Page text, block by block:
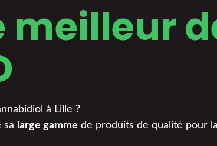
meilleur
à Lille ?
sa large gamme de produits de qualité pour